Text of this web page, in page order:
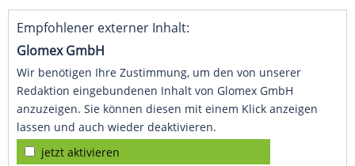
Empfohlener externer Inhalt:
Glomex GmbH
Wir benötigen Ihre Zustimmung, um den von unserer
Redaktion eingebundenen Inhalt von Glomex GmbH
anzuzeigen. Sie können diesen mit einem Klick anzeigen
lassen und auch wieder deaktivieren.
jetzt aktivieren